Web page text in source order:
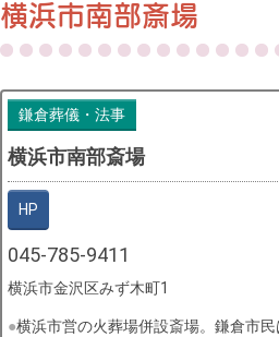
横浜市南部斎場
鎌倉葬儀・法事
横浜市南部斎場
HP
045-785-9411
横浜市金沢区みず木町1
横浜市営の火葬場併設斎場。鎌倉市